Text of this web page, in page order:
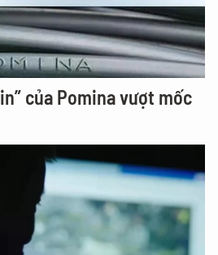
của Pomina vượt mốc